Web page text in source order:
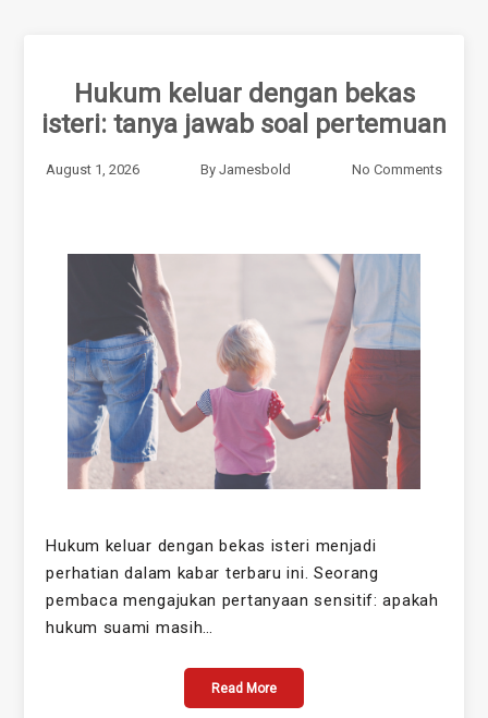
Hukum keluar dengan bekas
isteri: tanya jawab soal pertemuan
August 1, 2026 By Jamesbold No Comments
Hukum keluar dengan bekas isteri menjadi
perhatian dalam kabar terbaru ini. Seorang
pembaca mengajukan pertanyaan sensitif: apakah
hukum suami masih…
Read More